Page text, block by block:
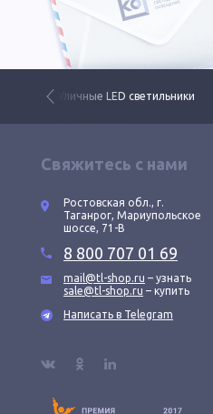
Уличные LED светильники
Свяжитесь с нами
Ростовская обл., г.
Таганрог, Мариупольское
шоссе, 71-В
8 800 707 01 69
mail@tl-shop.ru – узнать
sale@tl-shop.ru – купить
Написать в Telegram